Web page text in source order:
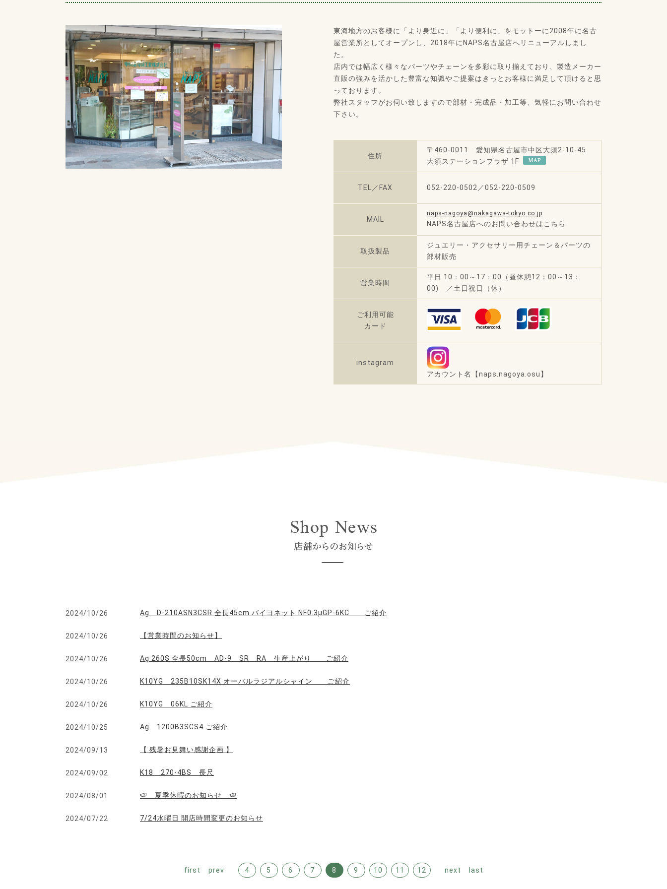
東海地方のお客様に「より身近に」「より便利に」をモットーに2008年に名古
屋営業所としてオープンし、2018年にNAPS名古屋店へリニューアルしまし
た。
店内では幅広く様々なパーツやチェーンを多彩に取り揃えており、製造メーカー
直販の強みを活かした豊富な知識やご提案はきっとお客様に満足して頂けると思
っております。
弊社スタッフがお伺い致しますので部材・完成品・加工等、気軽にお問い合わせ
下さい。
住所
〒460-0011 愛知県名古屋市中区大須2-10-45
大須ステーションプラザ 1F
TEL／FAX 052-220-0502／052-220-0509
MAIL
naps-nagoya@nakagawa-tokyo.co.jp
NAPS名古屋店へのお問い合わせはこちら
取扱製品
ジュエリー・アクセサリー用チェーン＆パーツの
部材販売
営業時間
平日 10：00～17：00（昼休憩12：00～13：
00) ／土日祝日（休）
ご利用可能
カード
instagram
アカウント名【naps.nagoya.osu】
2024/10/26 Ag D-210ASN3CSR 全長45cm バイヨネット NF0.3μGP-6KC ご紹介
2024/10/26 【営業時間のお知らせ】
2024/10/26 Ag 260S 全長50cm AD-9 SR RA 生産上がり ご紹介
2024/10/26 K10YG 235B10SK14X オーバルラジアルシャイン ご紹介
2024/10/26 K10YG 06KL ご紹介
2024/10/25 Ag 1200B3SCS4 ご紹介
2024/09/13 【 残暑お見舞い感謝企画 】
2024/09/02 K18 270-4BS 長尺
2024/08/01 🍉 夏季休暇のお知らせ 🍉
2024/07/22 7/24水曜日 開店時間変更のお知らせ
first prev 4 5 6 7 8 9 10 11 12 next last